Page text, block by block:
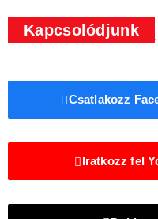
Kapcsolódjunk
Csatlakozz
Iratkozz fel